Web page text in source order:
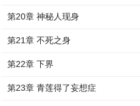
第20章 神秘人现身
第21章 不死之身
第22章 下界
第23章 青莲得了妄想症